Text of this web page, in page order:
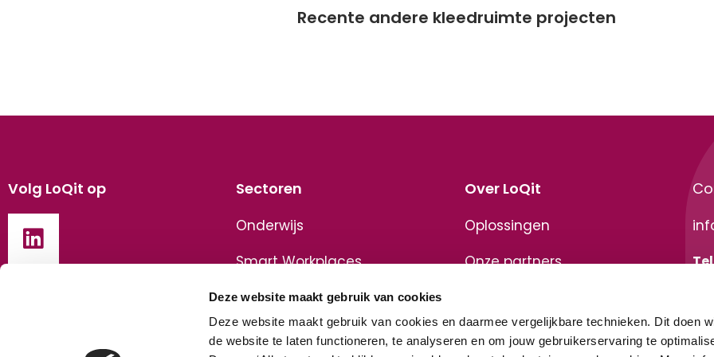
Deze website maakt gebruik van cookies
Deze website maakt gebruik van cookies en daarmee vergelijkbare technieken. Dit doen
de website te laten functioneren, te analyseren en om jouw gebruikerservaring te
Recente andere kleedruimte projecten
Volg LoQit op Sectoren
Onderwijs
Smart Workplaces
Zorg
Leisure
Over LoQit
Oplossingen
Onze partners
Partner login
De